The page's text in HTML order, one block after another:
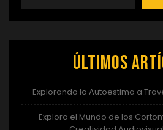
Últimos
Explorando la Autoestima a
Explora el Mundo de los